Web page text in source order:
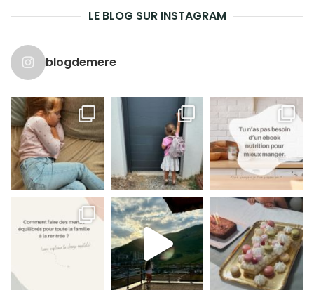
LE BLOG SUR INSTAGRAM
blogdemere